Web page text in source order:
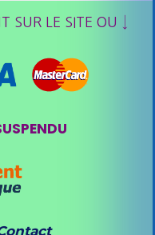
SUR LE SITE OU ↓